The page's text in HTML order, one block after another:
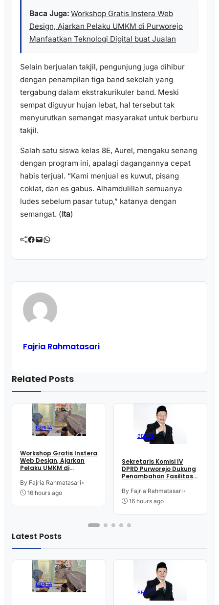
Baca Juga: Workshop Gratis Instera Web
Design, Ajarkan Pelaku UMKM di Purworejo
Manfaatkan Teknologi Digital buat Jualan
Selain berjualan takjil, pengunjung juga dihibur
dengan penampilan tiga band sekolah yang
tergabung dalam ekstrakurikuler band. Meski
sempat diguyur hujan lebat, hal tersebut tak
menyurutkan semangat masyarakat untuk berburu
takjil.
Salah satu siswa kelas 8E, Aurel, mengaku senang
dengan program ini, apalagi dagangannya cepat
habis terjual. “Kami menjual es kuwut, pisang
coklat, dan es gabus. Alhamdulillah semuanya
ludes sebelum pasar tutup,” katanya dengan
semangat. (Ita)
Facebook Mail WhatsApp
Fajria Rahmatasari
Related Posts
BERITA
Workshop Gratis Instera
Web Design, Ajarkan
Pelaku UMKM di
Teknologi Digital buat
Jualan
By Fajria Rahmatasari•
16 hours ago
BERITA
Sekretaris Komisi IV
DPRD Purworejo Dukung
Penambahan Fasilitas
Tjitrowardojo
By Fajria Rahmatasari•
16 hours ago
Latest Posts
BERITA
BERITA